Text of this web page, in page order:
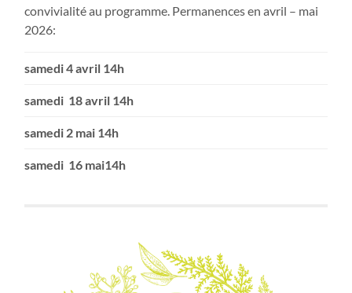
convivialité au programme. Permanences en avril – mai
2026:
samedi 4 avril 14h
samedi 18 avril 14h
samedi 2 mai 14h
samedi 16 mai14h